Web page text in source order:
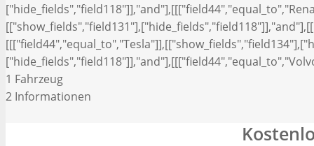
1 Fahrzeug
2 Informationen